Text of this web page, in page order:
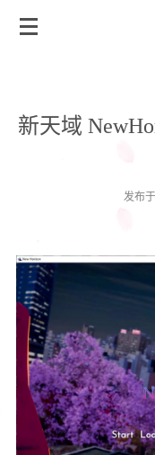
新天域
发布